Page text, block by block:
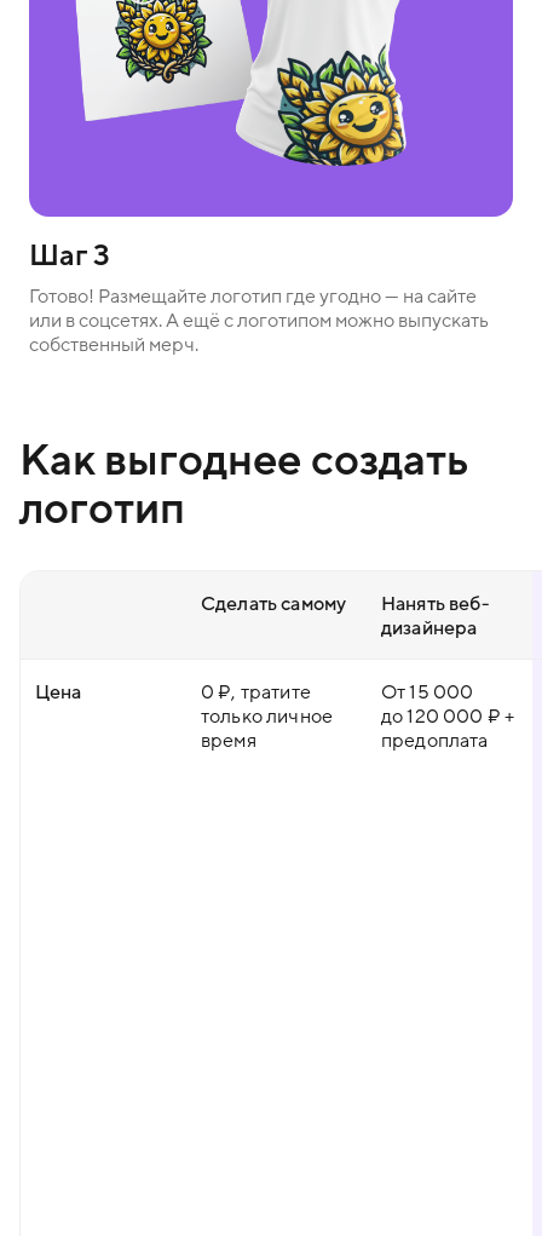
Шаг 3
Готово! Размещайте логотип где угодно — на сайте
или в соцсетях. А ещё с логотипом можно выпускать
собственный мерч.
Как выгоднее создать
логотип
Сделать самому
Нанять веб-
дизайнера
Цена
0 ₽, тратите
только личное
время
От 15 000
до 120 000 ₽ +
предоплата